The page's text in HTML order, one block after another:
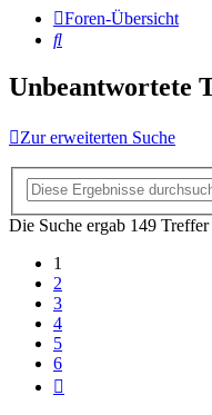
Foren-Übersicht
Suche
Unbeantwortete
Zur erweiterten Suche
Die Suche ergab 149 Treffer
1
2
3
4
5
6